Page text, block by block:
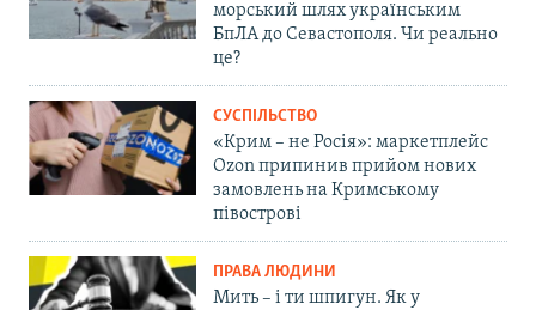
морський шлях українським
БпЛА до Севастополя. Чи реально
це?
СУСПІЛЬСТВО
«Крим – не Росія»: маркетплейс
Ozon припинив прийом нових
замовлень на Кримському
півострові
ПРАВА ЛЮДИНИ
Мить – і ти шпигун. Як у